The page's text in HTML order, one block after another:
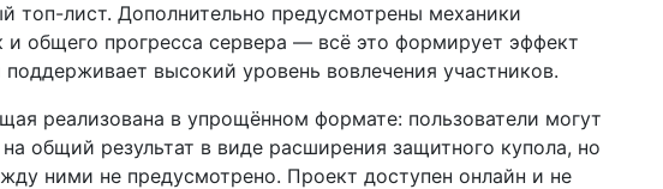
топ-лист. Дополнительно предусмотрены механики
и общего прогресса сервера — всё это формирует эффект
высокий уровень вовлечения участников.
реализована в упрощённом формате: пользователи могут
общий результат в виде расширения защитного купола, но
ними не предусмотрено. Проект доступен онлайн и не